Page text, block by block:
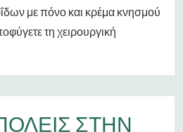
με πόνο και κρέμα κνησμού
τη χειρουργική
ΣΤΗΝ